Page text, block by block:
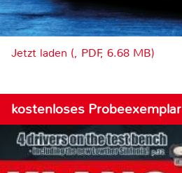
Jetzt laden (, PDF, 6.68 MB)
kostenloses Probeexemplar